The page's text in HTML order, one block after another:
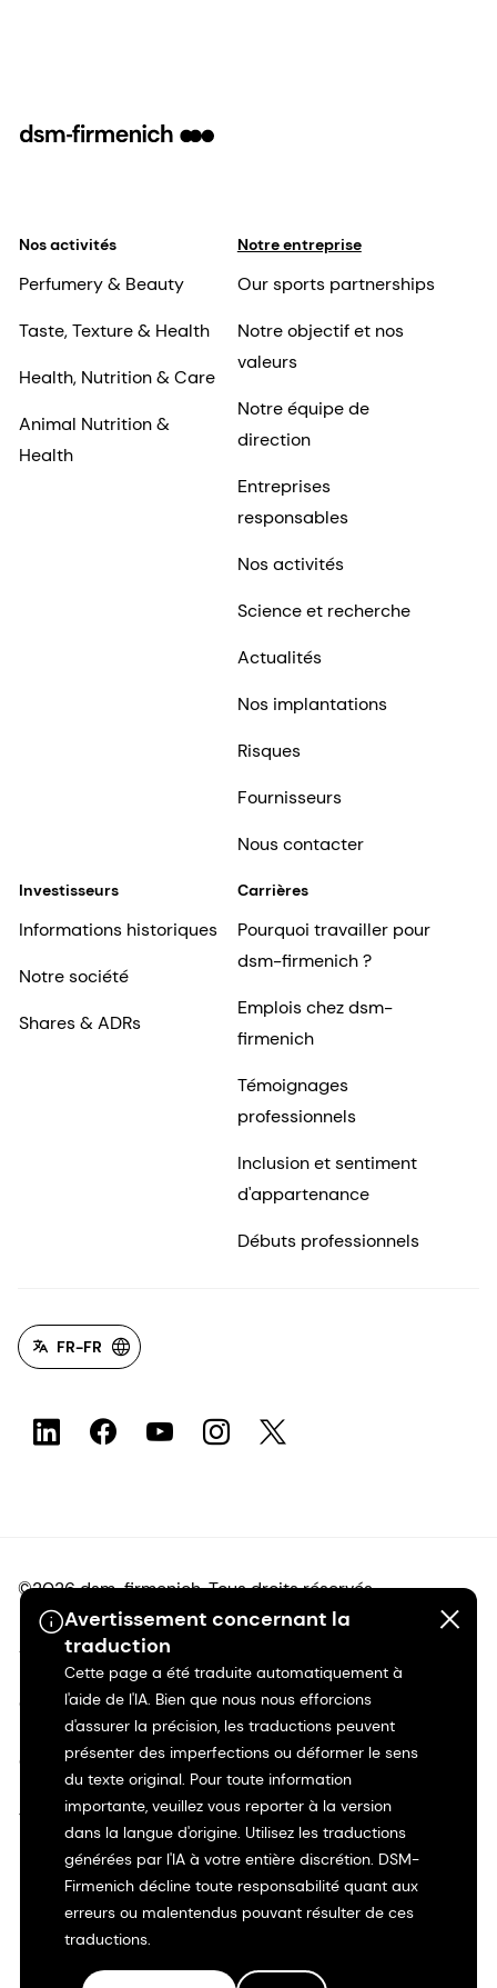
Avertissement concernant la
traduction
Cette page a été traduite automatiquement à
l'aide de l'IA. Bien que nous nous efforcions
d'assurer la précision, les traductions peuvent
présenter des imperfections ou déformer le sens
du texte original. Pour toute information
importante, veuillez vous reporter à la version
dans la langue d'origine. Utilisez les traductions
générées par l'IA à votre entière discrétion. DSM-
Firmenich décline toute responsabilité quant aux
erreurs ou malentendus pouvant résulter de ces
traductions.
Nos activités
Perfumery & Beauty
Taste, Texture & Health
Health, Nutrition & Care
Animal Nutrition &
Health
Notre entreprise
Our sports partnerships
Notre objectif et nos
valeurs
Notre équipe de
direction
Entreprises
responsables
Nos activités
Science et recherche
Actualités
Nos implantations
Risques
Fournisseurs
Nous contacter
Investisseurs
Informations historiques
Notre société
Shares & ADRs
Carrières
Pourquoi travailler pour
dsm-firmenich ?
Emplois chez dsm-
firmenich
Témoignages
professionnels
Inclusion et sentiment
d'appartenance
Débuts professionnels
FR-FR
©2026 dsm-firmenich. Tous droits réservés.
Avis de confidentialité
Conditions d'utilisation
Conditions d'utilisation
Transparence en Californie
Déclaration d'accessibilité
Informations juridiques